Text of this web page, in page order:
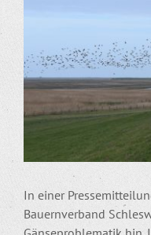
In einer
Bauernverband